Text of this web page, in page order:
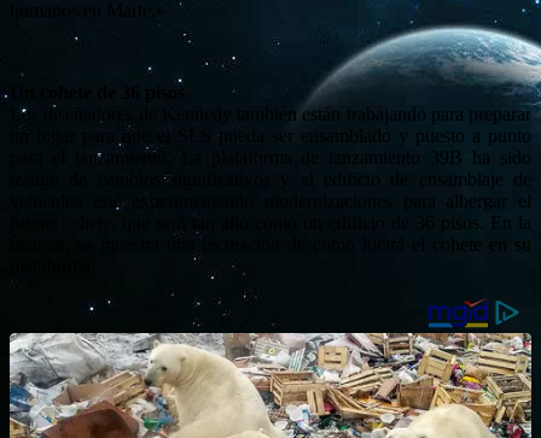
Un cohete de 36 pisos
Los diseñadores de Kennedy también están trabajando para preparar
un lugar para que el SLS pueda ser ensamblado y puesto a punto
para el lanzamiento. La plataforma de lanzamiento 39B ha sido
testigo de cambios significativos y el edificio de ensamblaje de
vehículos está experimentando modernizaciones para albergar el
futuro cohete, que será tan alto como un edificio de 36 pisos. En la
imagen, se muestra una recreación de como lucirá el cohete en su